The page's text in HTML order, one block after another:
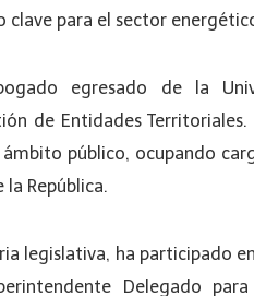
clave para el sector
egresado de la
de Entidades
público, ocupando
la República.
legislativa, ha participado
Delegado